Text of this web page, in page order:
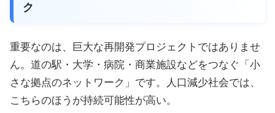
ク
重要なのは、巨大な再開発プロジェクトではありませ
ん。道の駅・大学・病院・商業施設などをつなぐ「小
さな拠点のネットワーク」です。人口減少社会では、
こちらのほうが持続可能性が高い。